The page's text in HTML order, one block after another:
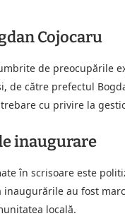
Cojocaru
de preocupările
de către prefectul
cu privire la
inaugurare
în scrisoare este
au fost
locală.